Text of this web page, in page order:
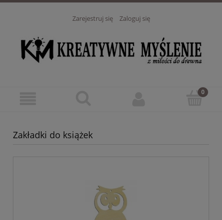
Zarejestruj się Zaloguj się
Zakładki do książek